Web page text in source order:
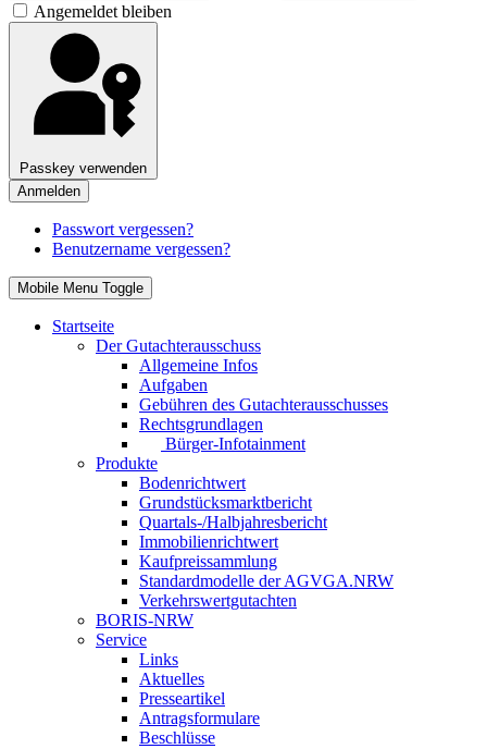
Angemeldet bleiben
Passkey verwenden
Anmelden
Passwort vergessen?
Benutzername vergessen?
Mobile Menu Toggle
Startseite
Der Gutachterausschuss
Allgemeine Infos
Aufgaben
Gebühren des Gutachterausschusses
Rechtsgrundlagen
Bürger-Infotainment
Produkte
Bodenrichtwert
Grundstücksmarktbericht
Quartals-/Halbjahresbericht
Immobilienrichtwert
Kaufpreissammlung
Standardmodelle der AGVGA.NRW
Verkehrswertgutachten
BORIS-NRW
Service
Links
Aktuelles
Presseartikel
Antragsformulare
Beschlüsse